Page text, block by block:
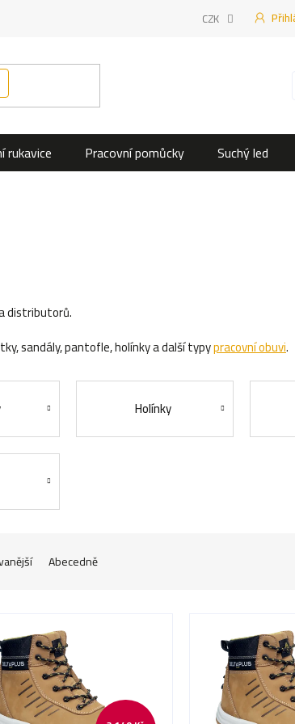
CZK
rukavice Pracovní pomůcky Suchý led
distributorů.
sandály, pantofle, holínky a další typypracovní obuvi.
Holínky
Abecedně